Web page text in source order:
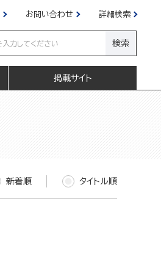
お問い合わせ 詳細検索
検索
掲載サイト
新着順 タイトル順